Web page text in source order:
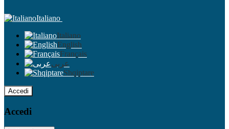
Italiano
Italiano
English
Français
عربى
Shqiptare
Accedi
Accedi